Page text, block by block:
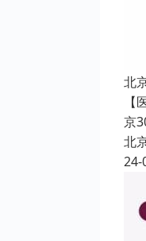
北
京
北
24-